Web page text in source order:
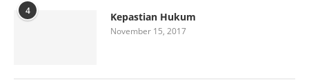
4 Kepastian Hukum
November 15, 2017